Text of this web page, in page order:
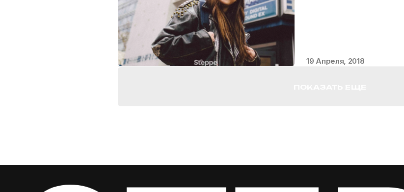
19 Апреля, 2018